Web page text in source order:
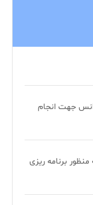
جهت انجام
برنامه ریزی